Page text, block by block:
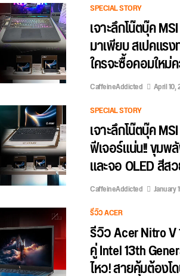
SPECIAL STORY
เจาะลึกโน๊ตบุ๊ค
มาเพียบ สเปคแร
ใครจะซื้อคอมใหม่
CaffeineAddicted
April 10,
SPECIAL STORY
เจาะลึกโน๊ตบุ๊ค
ฟีเจอร์แน่น!! ขุมพ
และจอ OLED สีส
CaffeineAddicted
January
รีวิว ACER
รีวิว Acer Nitro V
คู่ Intel 13th
ไหว! สายคุ้มต้องโ